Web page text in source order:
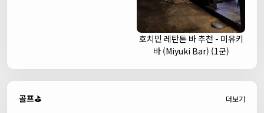
호치민 레탄톤 바 추천 - 미유키
바 (Miyuki Bar) (1군)
골프⛳ 더보기